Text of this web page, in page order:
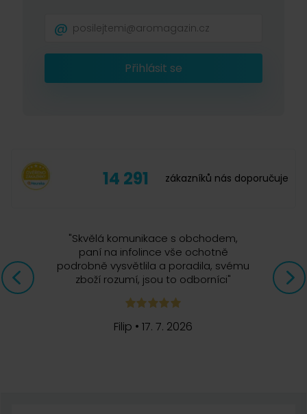
Přihlásit se
14 291 zákazníků nás doporučuje
"Skvělá komunikace s obchodem,
paní na infolince vše ochotně
podrobně vysvětlila a poradila, svému
zboží rozumí, jsou to odborníci"
Filip •17. 7. 2026